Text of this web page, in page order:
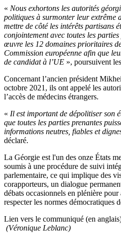
« Nous exhortons les autorités
politiques à surmonter leur extrême
mettre de côté les intérêts partisans
conjointement avec toutes les
œuvre les 12 domaines prioritaires
Commission européenne afin que
de candidat à l’UE », poursuivent
Concernant l’ancien président
octobre 2021, ils ont appelé les
l’accès de médecins étrangers.
« Il est important de dépolitiser son
que toutes les parties prenantes
informations neutres, fiables et
déclaré.
La Géorgie est l'un des onze États
soumis à une procédure de suivi
parlementaire, ce qui implique des
corapporteurs, un dialogue
débats occasionnels en plénière pour
respecter les normes démocratiques
Lien vers le communiqué (en
(Véronique Leblanc)